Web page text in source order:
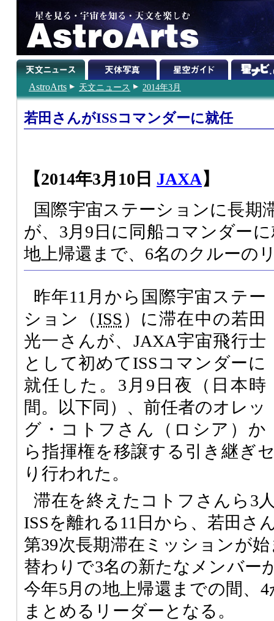
AstroArts 天文ニュース 2014年3月
若田さんがISSコマンダーに就任
【2014年3月10日 JAXA】
国際宇宙ステーションに長期
が、3月9日に同船コマンダー
地上帰還まで、6名のクルーの
昨年11月から国際宇宙ステー
ション（ISS ）に滞在中の若田
光一さんが、JAXA宇宙飛行士
として初めてISSコマンダーに
就任した。3月9日夜（日本時
間。以下同）、前任者のオレッ
グ・コトフさん（ロシア）か
ら指揮権を移譲する引き継ぎ
り行われた。
滞在を終えたコトフさんら3
ISSを離れる11日から、若田さ
第39次長期滞在ミッションが
替わりで3名の新たなメンバー
今年5月の地上帰還までの間、
まとめるリーダーとなる。